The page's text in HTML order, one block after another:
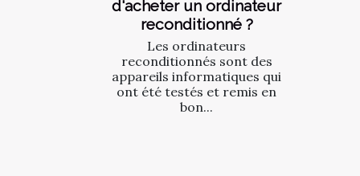
d'acheter un ordinateur
reconditionné ?
Les ordinateurs
reconditionnés sont des
appareils informatiques qui
ont été testés et remis en
bon...